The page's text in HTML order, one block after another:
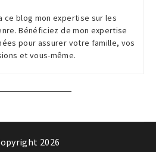
ce blog mon expertise sur les
Bénéficiez de mon expertise
pour assurer votre famille, vos
et vous-même.
2026